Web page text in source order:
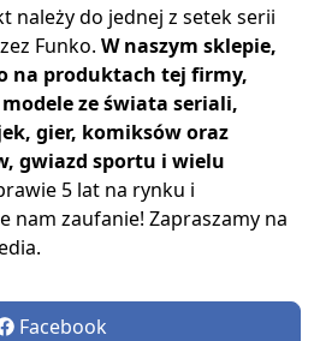
należy do jednej z setek serii
Funko. W naszym sklepie,
na produktach tej firmy,
ze świata seriali,
gier, komiksów oraz
gwiazd sportu i wielu
5 lat na rynku i
nam zaufanie! Zapraszamy na
Facebook